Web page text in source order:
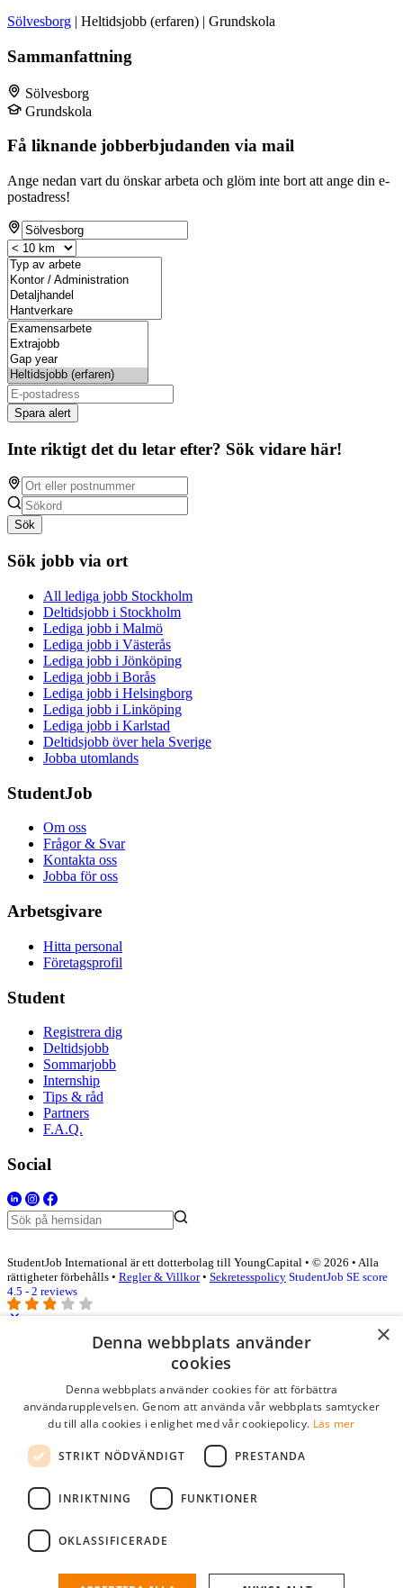
Sölvesborg | Heltidsjobb (erfaren) | Grundskola
Sammanfattning
Sölvesborg
Grundskola
Få liknande jobberbjudanden via mail
Ange nedan vart du önskar arbeta och glöm inte bort att ange din e-
postadress!
Spara alert
Inte riktigt det du letar efter? Sök vidare här!
Sök
Sök jobb via ort
All lediga jobb Stockholm
Deltidsjobb i Stockholm
Lediga jobb i Malmö
Lediga jobb i Västerås
Lediga jobb i Jönköping
Lediga jobb i Borås
Lediga jobb i Helsingborg
Lediga jobb i Linköping
Lediga jobb i Karlstad
Deltidsjobb över hela Sverige
Jobba utomlands
StudentJob
Om oss
Frågor & Svar
Kontakta oss
Jobba för oss
Arbetsgivare
Hitta personal
Företagsprofil
Student
Registrera dig
Deltidsjobb
Sommarjobb
Internship
Tips & råd
Partners
F.A.Q.
Social
StudentJob International är ett dotterbolag till YoungCapital • © 2026 • Alla
rättigheter förbehålls • Regler & Villkor• Sekretesspolicy StudentJob SE score
4.5 - 2 reviews
Lösenord
kom ihåg mig
logga in
Kostnadsfri företagsprofil
och söka efter passande kandidater till ditt företag.
×
Denna webbplats använder
cookies
Denna webbplats använder cookies för att förbättra
användarupplevelsen. Genom att använda vår webbplats samtycker
du till alla cookies i enlighet med vår cookiepolicy. Läs mer
STRIKT NÖDVÄNDIGT PRESTANDA
INRIKTNING FUNKTIONER
OKLASSIFICERADE